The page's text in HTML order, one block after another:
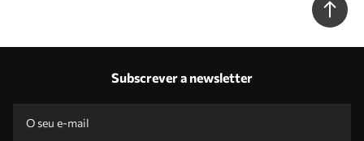
Subscrever a newsletter